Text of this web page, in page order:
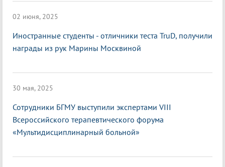
02 июня, 2025
Иностранные студенты - отличники теста TruD, получили
награды из рук Марины Москвиной
30 мая, 2025
Сотрудники БГМУ выступили экспертами VIII
Всероссийского терапевтического форума
«Мультидисциплинарный больной»